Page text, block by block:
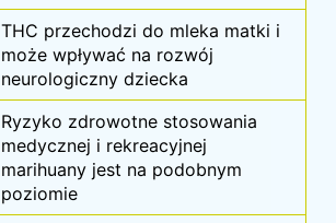
THC przechodzi do mleka matki i
może wpływać na rozwój
neurologiczny dziecka
Ryzyko zdrowotne stosowania
medycznej i rekreacyjnej
marihuany jest na podobnym
poziomie